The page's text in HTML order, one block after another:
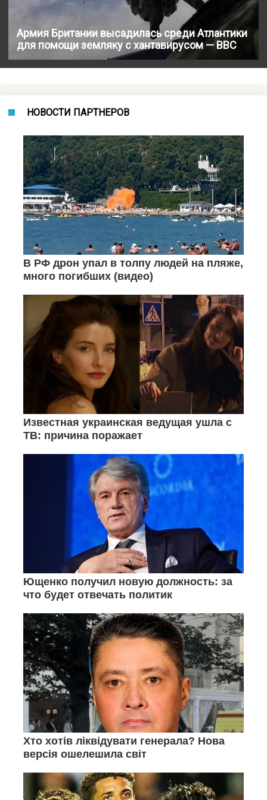
Армия Британии высадилась среди Атлантики
для помощи земляку с хантавирусом — BBC
НОВОСТИ ПАРТНЕРОВ